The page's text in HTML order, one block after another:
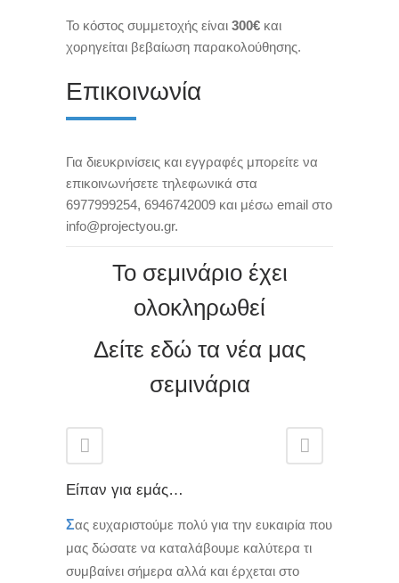
Το κόστος συμμετοχής είναι 300€ και
χορηγείται βεβαίωση παρακολούθησης.
Επικοινωνία
Για διευκρινίσεις και εγγραφές μπορείτε να
επικοινωνήσετε τηλεφωνικά στα
6977999254, 6946742009 και μέσω email στο
info@projectyou.gr.
Το σεμινάριο έχει
ολοκληρωθεί
Δείτε εδώ τα νέα μας
σεμινάρια
Είπαν για εμάς…
Σας ευχαριστούμε πολύ για την ευκαιρία που
μας δώσατε να καταλάβουμε καλύτερα τι
συμβαίνει σήμερα αλλά και έρχεται στο